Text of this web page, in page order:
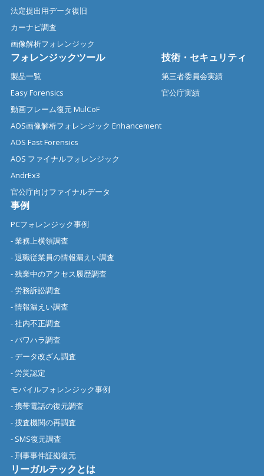
法定提出用データ復旧
カーナビ調査
画像解析フォレンジック
フォレンジックツール
製品一覧
Easy Forensics
動画フレーム復元 MulCoF
AOS画像解析フォレンジック Enhancement
AOS Fast Forensics
AOS ファイナルフォレンジック
AndrEx3
官公庁向けファイナルデータ
技術・セキュリティ
第三者委員会実績
官公庁実績
事例
PCフォレンジック事例
- 業務上横領調査
- 退職従業員の情報漏えい調査
- 残業中のアクセス履歴調査
- 労務訴訟調査
- 情報漏えい調査
- 社内不正調査
- パワハラ調査
- データ改ざん調査
- 労災認定
モバイルフォレンジック事例
- 携帯電話の復元調査
- 捜査機関の再調査
- SMS復元調査
- 刑事事件証拠復元
リーガルテックとは